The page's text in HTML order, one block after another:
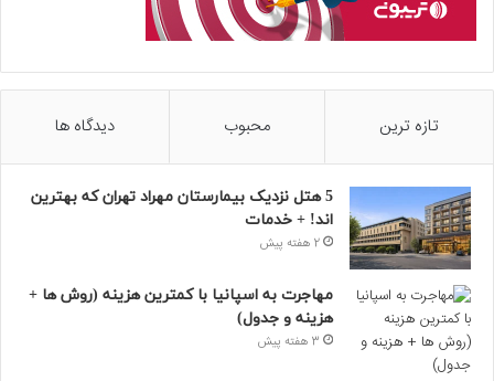
تازه ترین محبوب دیدگاه ها
5 هتل نزدیک بیمارستان مهراد تهران که بهترین‌
اند! + خدمات
2 هفته پیش
مهاجرت به اسپانیا با کمترین هزینه (روش ها +
هزینه و جدول)
3 هفته پیش